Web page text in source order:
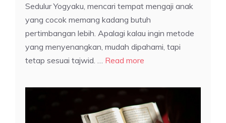
Sedulur Yogyaku, mencari tempat mengaji anak
yang cocok memang kadang butuh
pertimbangan lebih. Apalagi kalau ingin metode
yang menyenangkan, mudah dipahami, tapi
tetap sesuai tajwid. … Read more